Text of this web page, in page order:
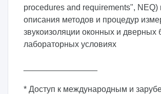
procedures and requirements", NEQ)
описания методов и процедур
звукоизоляции оконных и дверных
лабораторных условиях
* Доступ к международным и